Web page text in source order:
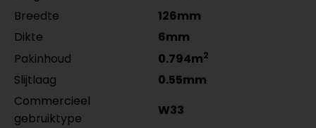
Breedte
126mm
Dikte
6mm
Pakinhoud
0.794m2
Slijtlaag
0.55mm
Commercieel
gebruiktype
W33